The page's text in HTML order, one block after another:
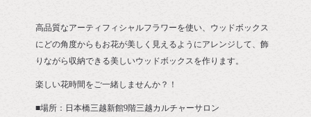
高品質なアーティフィシャルフラワーを使い、ウッドボックス
にどの角度からもお花が美しく見えるようにアレンジして、飾
りながら収納できる美しいウッドボックスを作ります。
楽しい花時間をご一緒しませんか？！
■場所：日本橋三越新館9階三越カルチャーサロン